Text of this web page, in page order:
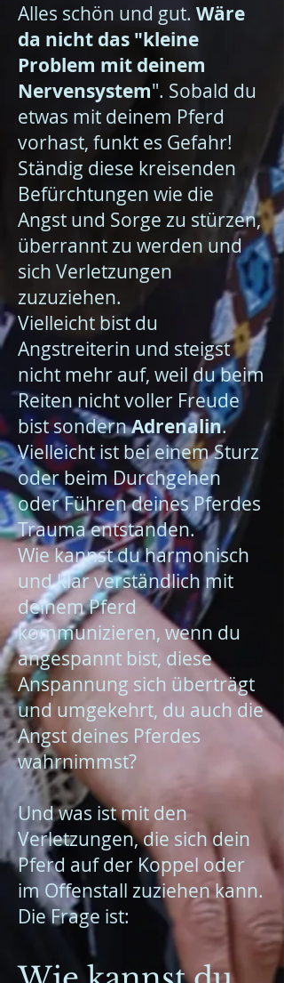
Alles schön und gut. Wäre
da nicht das "kleine
Problem mit deinem
Nervensystem". Sobald du
etwas mit deinem Pferd
vorhast, funkt es Gefahr!
Ständig diese kreisenden
Befürchtungen wie die
Angst und Sorge zu stürzen,
überrannt zu werden und
sich Verletzungen
zuzuziehen.
Vielleicht bist du
Angstreiterin und steigst
nicht mehr auf, weil du beim
Reiten nicht voller Freude
bist sondernAdrenalin.
Vielleicht ist bei einem Sturz
oder beim Durchgehen
oder Führen deines Pferdes
Trauma entstanden.
Wie kannst du harmonisch
und klar verständlich mit
deinem Pferd
kommunizieren, wenn du
angespannt bist, diese
Anspannung sich überträgt
und umgekehrt, du auch die
Angst deines Pferdes
wahrnimmst?
Und was ist mit den
Verletzungen, die sich dein
Pferd auf der Koppel oder
im Offenstall zuziehen kann.
Die Frage ist: